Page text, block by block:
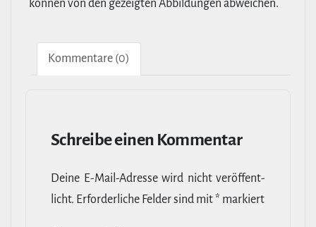
können von den gezeigten Abbildungen abweichen.
Kom­men­tare (0)
Schreibe einen Kommentar
Deine E‑Mail-​Adresse wird nicht ver­öf­fent­
licht. Erfor­der­liche Felder sind mit* markiert